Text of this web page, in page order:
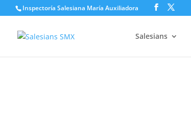
Gestionar el consentimiento de las cookies
Inspectoría Salesiana María Auxiliadora
Salesians